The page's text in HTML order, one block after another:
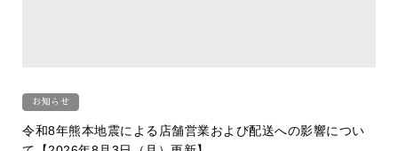
お知らせ
令和8年熊本地震による店舗営業および配送への影響につい